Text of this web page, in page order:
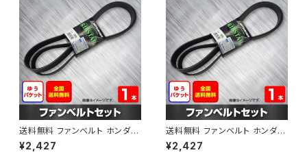
送料無料 ファンベルト ホンダ
ゼスト 型式JE1 H18.03～H24.
11 （国内トップメーカー） 1本 H
¥2,427
送料無料 ファンベルト ホンダ ラ
イフ 型式JB6 H15.09～H20.1
1 （国内トップメーカー） 1本 HA
¥2,427